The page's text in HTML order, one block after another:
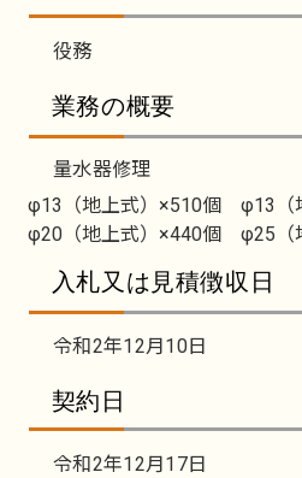
役務
業務の概要
量水器修理
φ13（地上式）×510個 φ13（
φ20（地上式）×440個 φ25（
入札又は見積徴収日
令和2年12月10日
契約日
令和2年12月17日